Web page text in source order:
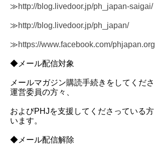
≫http://blog.livedoor.jp/ph_japan-saigai/
≫http://blog.livedoor.jp/ph_japan/
≫https://www.facebook.com/phjapan.org
◆メール配信対象
メールマガジン購読手続きをしてくだ
運営委員の方々、
およびPHJを支援してくださっている
います。
◆メール配信解除